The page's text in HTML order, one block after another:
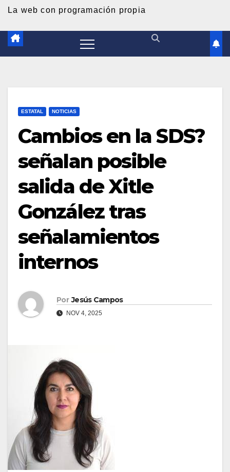
La web con programación propia
ESTATAL NOTICIAS
Cambios en la SDS?
señalan posible
salida de Xitle
González tras
señalamientos
internos
Por Jesús Campos
NOV 4, 2025